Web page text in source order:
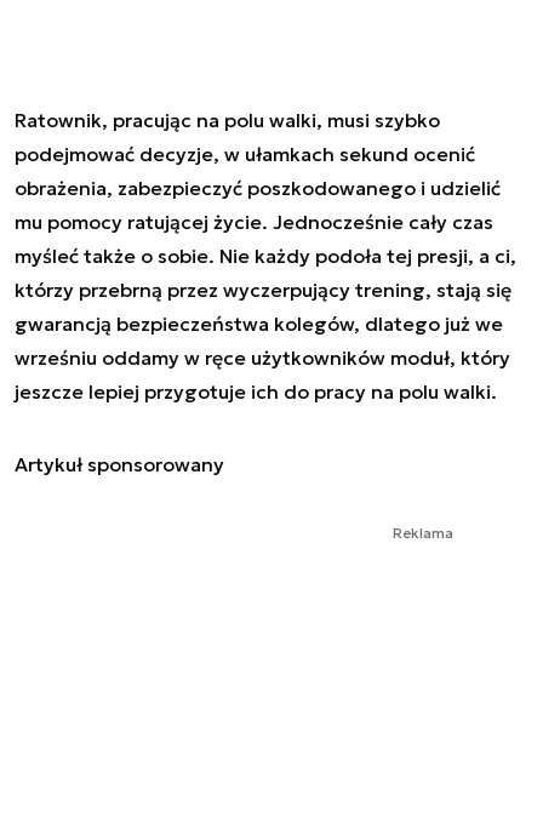
Ratownik, pracując na polu walki, musi szybko
podejmować decyzje, w ułamkach sekund ocenić
obrażenia, zabezpieczyć poszkodowanego i udzielić
mu pomocy ratującej życie. Jednocześnie cały czas
myśleć także o sobie. Nie każdy podoła tej presji, a ci,
którzy przebrną przez wyczerpujący trening, stają się
gwarancją bezpieczeństwa kolegów, dlatego już we
wrześniu oddamy w ręce użytkowników moduł, który
jeszcze lepiej przygotuje ich do pracy na polu walki.
Artykuł sponsorowany
Reklama